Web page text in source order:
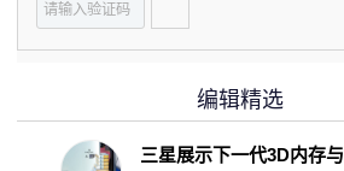
编辑精选
三星展示下一代3D内存